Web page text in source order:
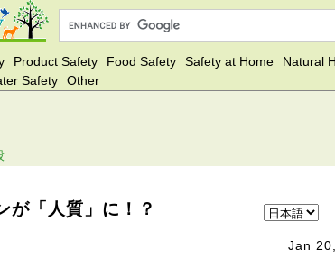
Product Safety Food Safety Safety at Home Natural
Safety Other
が「人質」に！？
Jan